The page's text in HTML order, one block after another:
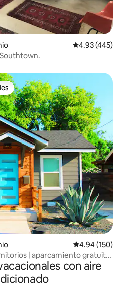
Calificación
4.93 (445)
preferido
Calificación
4.94 (150)
| aparcamiento gratuito
con aire